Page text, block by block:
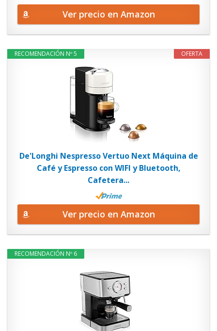
Ver precio en Amazon
OFERTA
RECOMENDACIÓN Nº 5
De'Longhi Nespresso Vertuo Next Máquina de
Café y Espresso con WIFI y Bluetooth,
Cafetera...
Ver precio en Amazon
RECOMENDACIÓN Nº 6